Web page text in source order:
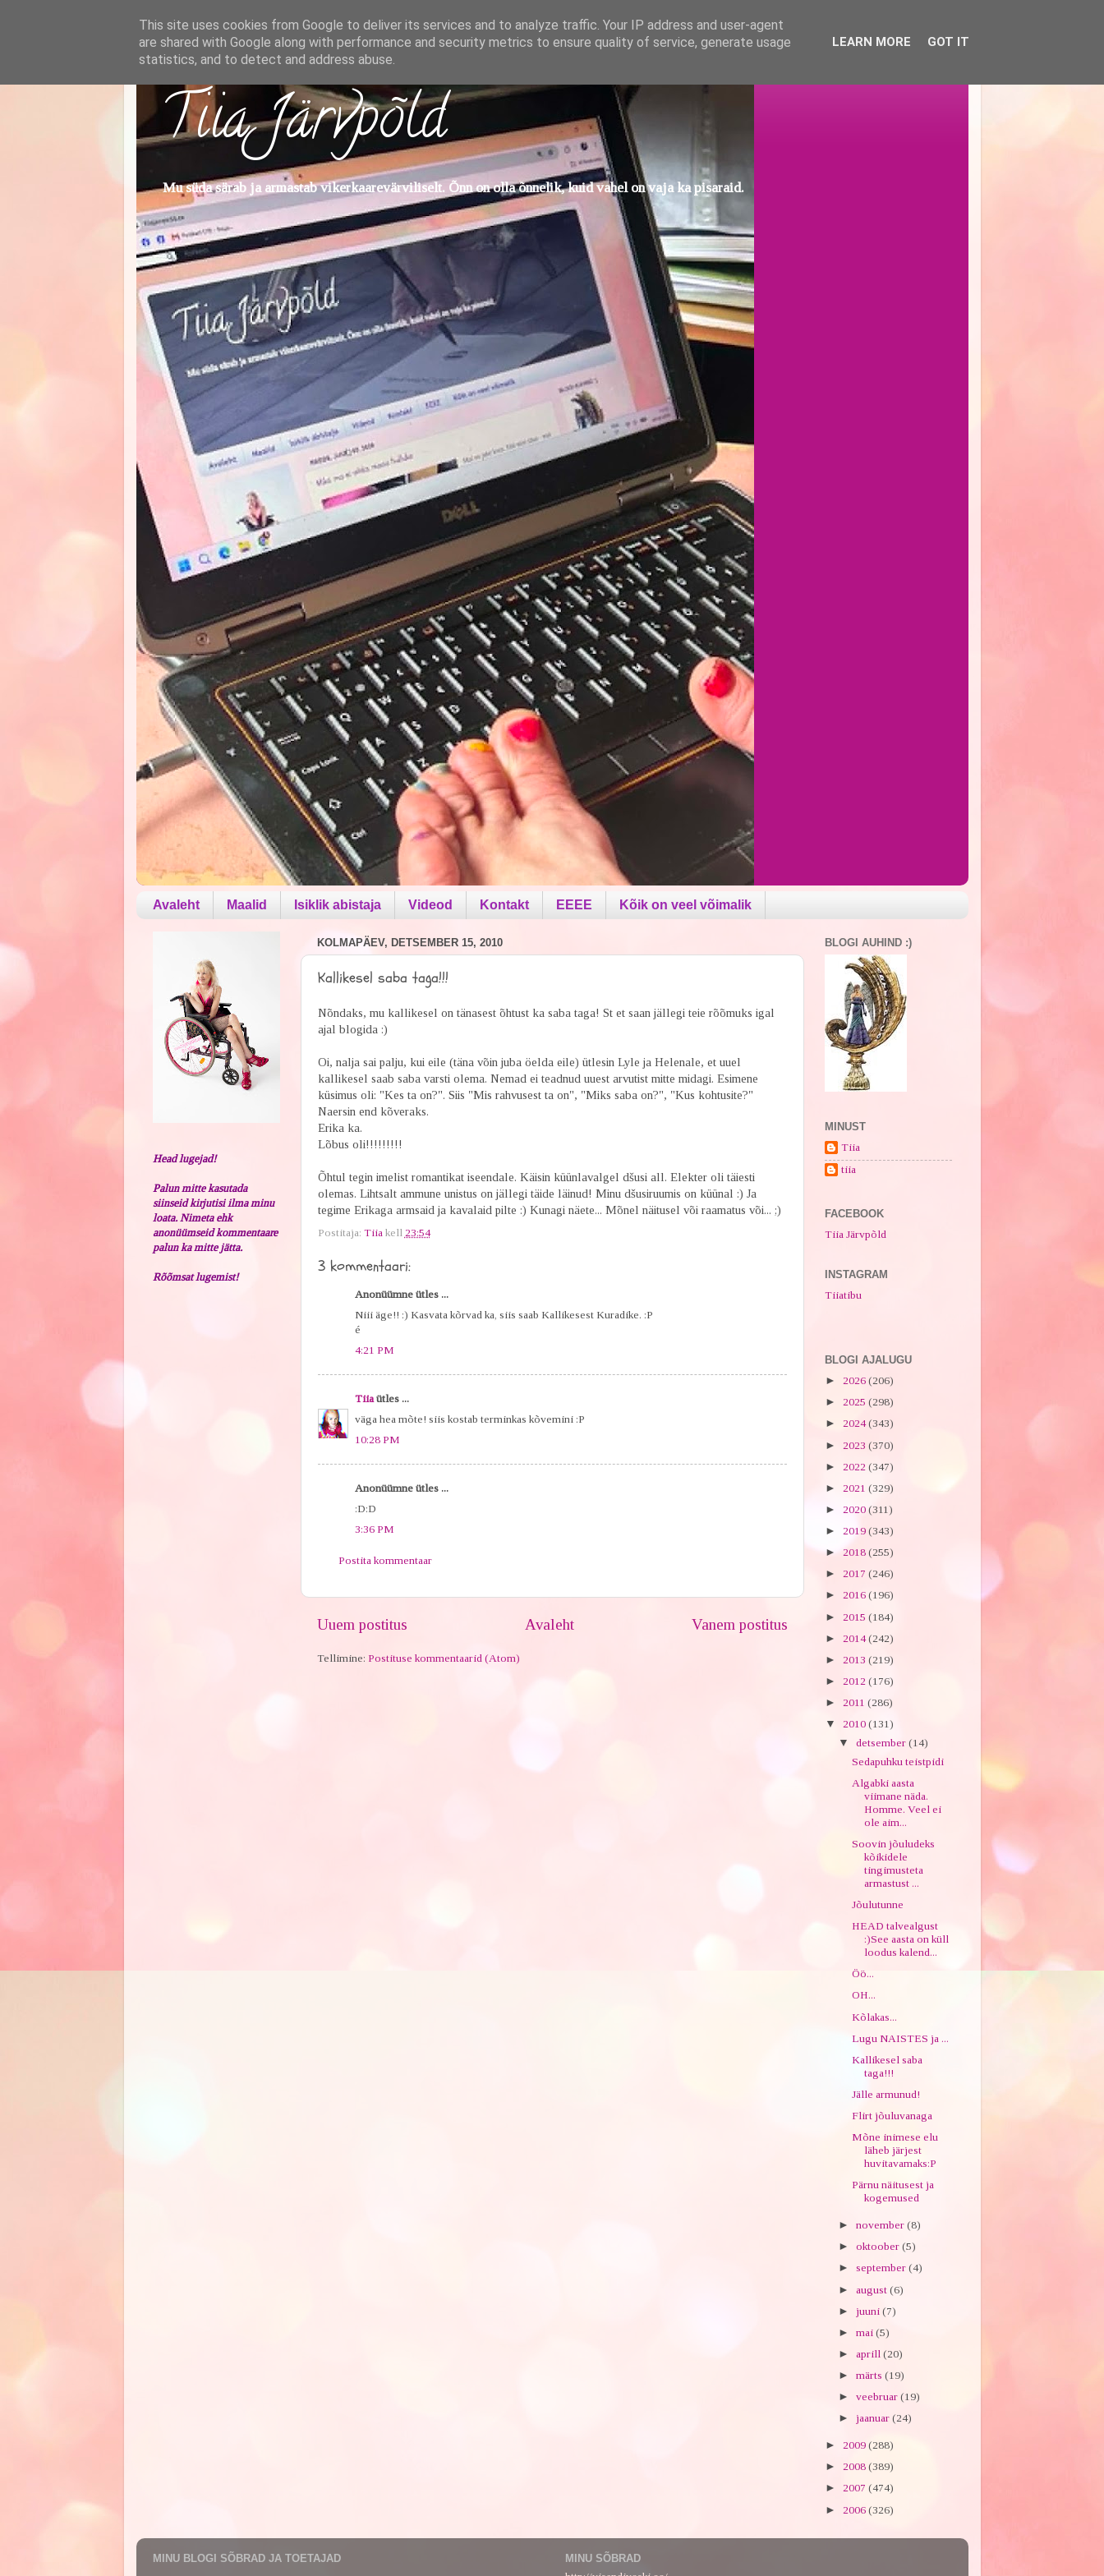
Tiia Järvpõld
Mu süda särab ja armastab vikerkaarevärviliselt. Õnn on olla õnnelik, kuid vahel on vaja ka pisaraid.
Avaleht Maalid Isiklik abistaja Videod Kontakt EEEE Kõik on veel võimalik
KOLMAPÄEV, DETSEMBER 15, 2010
Kallikesel saba taga!!!
Nõndaks, mu kallikesel on tänasest õhtust ka saba taga! St et saan jällegi teie rõõmuks igal
ajal blogida :)
Oi, nalja sai palju, kui eile (täna võin juba öelda eile) ütlesin Lyle ja Helenale, et uuel
kallikesel saab saba varsti olema. Nemad ei teadnud uuest arvutist mitte midagi. Esimene
küsimus oli: "Kes ta on?". Siis "Mis rahvusest ta on", "Miks saba on?", "Kus kohtusite?"
Naersin end kõveraks.
Erika ka.
Lõbus oli!!!!!!!!!
Õhtul tegin imelist romantikat iseendale. Käisin küünlavalgel dšusi all. Elekter oli täiesti
olemas. Lihtsalt ammune unistus on jällegi täide läinud! Minu dšusiruumis on küünal :) Ja
tegime Erikaga armsaid ja kavalaid pilte :) Kunagi näete... Mõnel näitusel või raamatus või... ;)
Postitaja: Tiia kell 23:54
3 kommentaari:
Anonüümne ütles ...
Niii äge!! :) Kasvata kõrvad ka, siis saab Kallikesest Kuradike. :P
é
4:21 PM
Tiiaütles ...
väga hea mõte! siis kostab terminkas kõvemini :P
10:28 PM
Anonüümne ütles ...
:D:D
3:36 PM
Postita kommentaar
Uuem postitus Vanem postitus
Avaleht
Tellimine: Postituse kommentaarid (Atom)
Head lugejad!
Palun mitte kasutada
siinseid kirjutisi ilma minu
loata. Nimeta ehk
anonüümseid kommentaare
palun ka mitte jätta.
Rõõmsat lugemist!
BLOGI AUHIND :)
MINUST
Tiia
tiia
FACEBOOK
Tiia Järvpõld
INSTAGRAM
Tiiatibu
BLOGI AJALUGU
► 2026 (206)
► 2025 (298)
► 2024(343)
► 2023 (370)
► 2022 (347)
► 2021 (329)
► 2020 (311)
► 2019 (343)
► 2018 (255)
► 2017 (246)
► 2016 (196)
► 2015 (184)
► 2014(242)
► 2013 (219)
► 2012 (176)
► 2011 (286)
▼ 2010 (131)
▼ detsember (14)
Sedapuhku teistpidi
Algabki aasta
viimane näda.
Homme. Veel ei
ole aim...
Soovin jõuludeks
kõikidele
tingimusteta
armastust ...
Jõulutunne
HEAD talvealgust
:)See aasta on küll
loodus kalend...
Öö...
OH...
Kõlakas...
Lugu NAISTES ja ...
Kallikesel saba
taga!!!
Jälle armunud!
Flirt jõuluvanaga
Mõne inimese elu
läheb järjest
huvitavamaks:P
Pärnu näitusest ja
kogemused
► november (8)
► oktoober (5)
► september (4)
► august (6)
► juuni (7)
► mai (5)
► aprill (20)
► märts (19)
► veebruar (19)
► jaanuar (24)
► 2009 (288)
► 2008 (389)
► 2007 (474)
► 2006 (326)
MINU BLOGI SÕBRAD JA TOETAJAD
MINU SÕBRAD
This site uses cookies from Google to deliver its services and to analyze traffic. Your IP address and user-agent
are shared with Google along with performance and security metrics to ensure quality of service, generate usage
statistics, and to detect and address abuse.
LEARN MORE GOT IT